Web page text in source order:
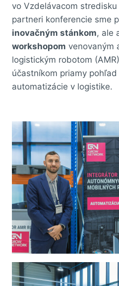
vo Vzdelávacom stredisku
partneri konferencie sme
inovačným stánkom, ale
workshopom venovaným
logistickým robotom
účastníkom priamy
automatizácie v logistike.